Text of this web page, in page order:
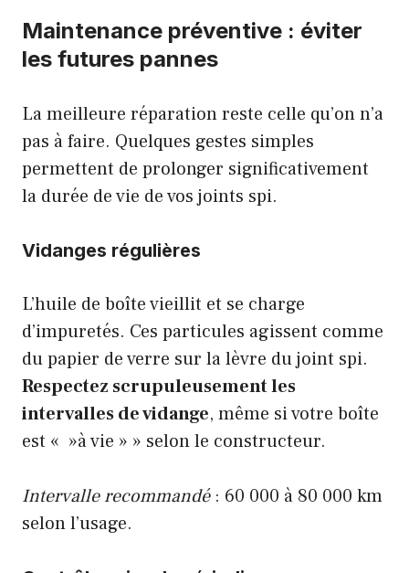
Maintenance préventive : éviter
les futures pannes
La meilleure réparation reste celle qu’on n’a
pas à faire. Quelques gestes simples
permettent de prolonger significativement
la durée de vie de vos joints spi.
Vidanges régulières
L’huile de boîte vieillit et se charge
d’impuretés. Ces particules agissent comme
du papier de verre sur la lèvre du joint spi.
Respectez scrupuleusement les
intervalles de vidange, même si votre boîte
est « »à vie » » selon le constructeur.
Intervalle recommandé: 60 000 à 80 000 km
selon l’usage.